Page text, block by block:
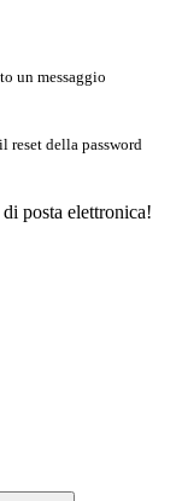
un messaggio
reset della password
posta elettronica!